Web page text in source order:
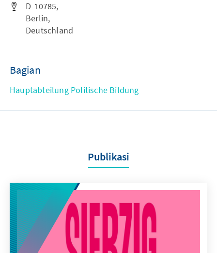
D-10785,
Berlin,
Deutschland
Bagian
Hauptabteilung Politische Bildung
Publikasi